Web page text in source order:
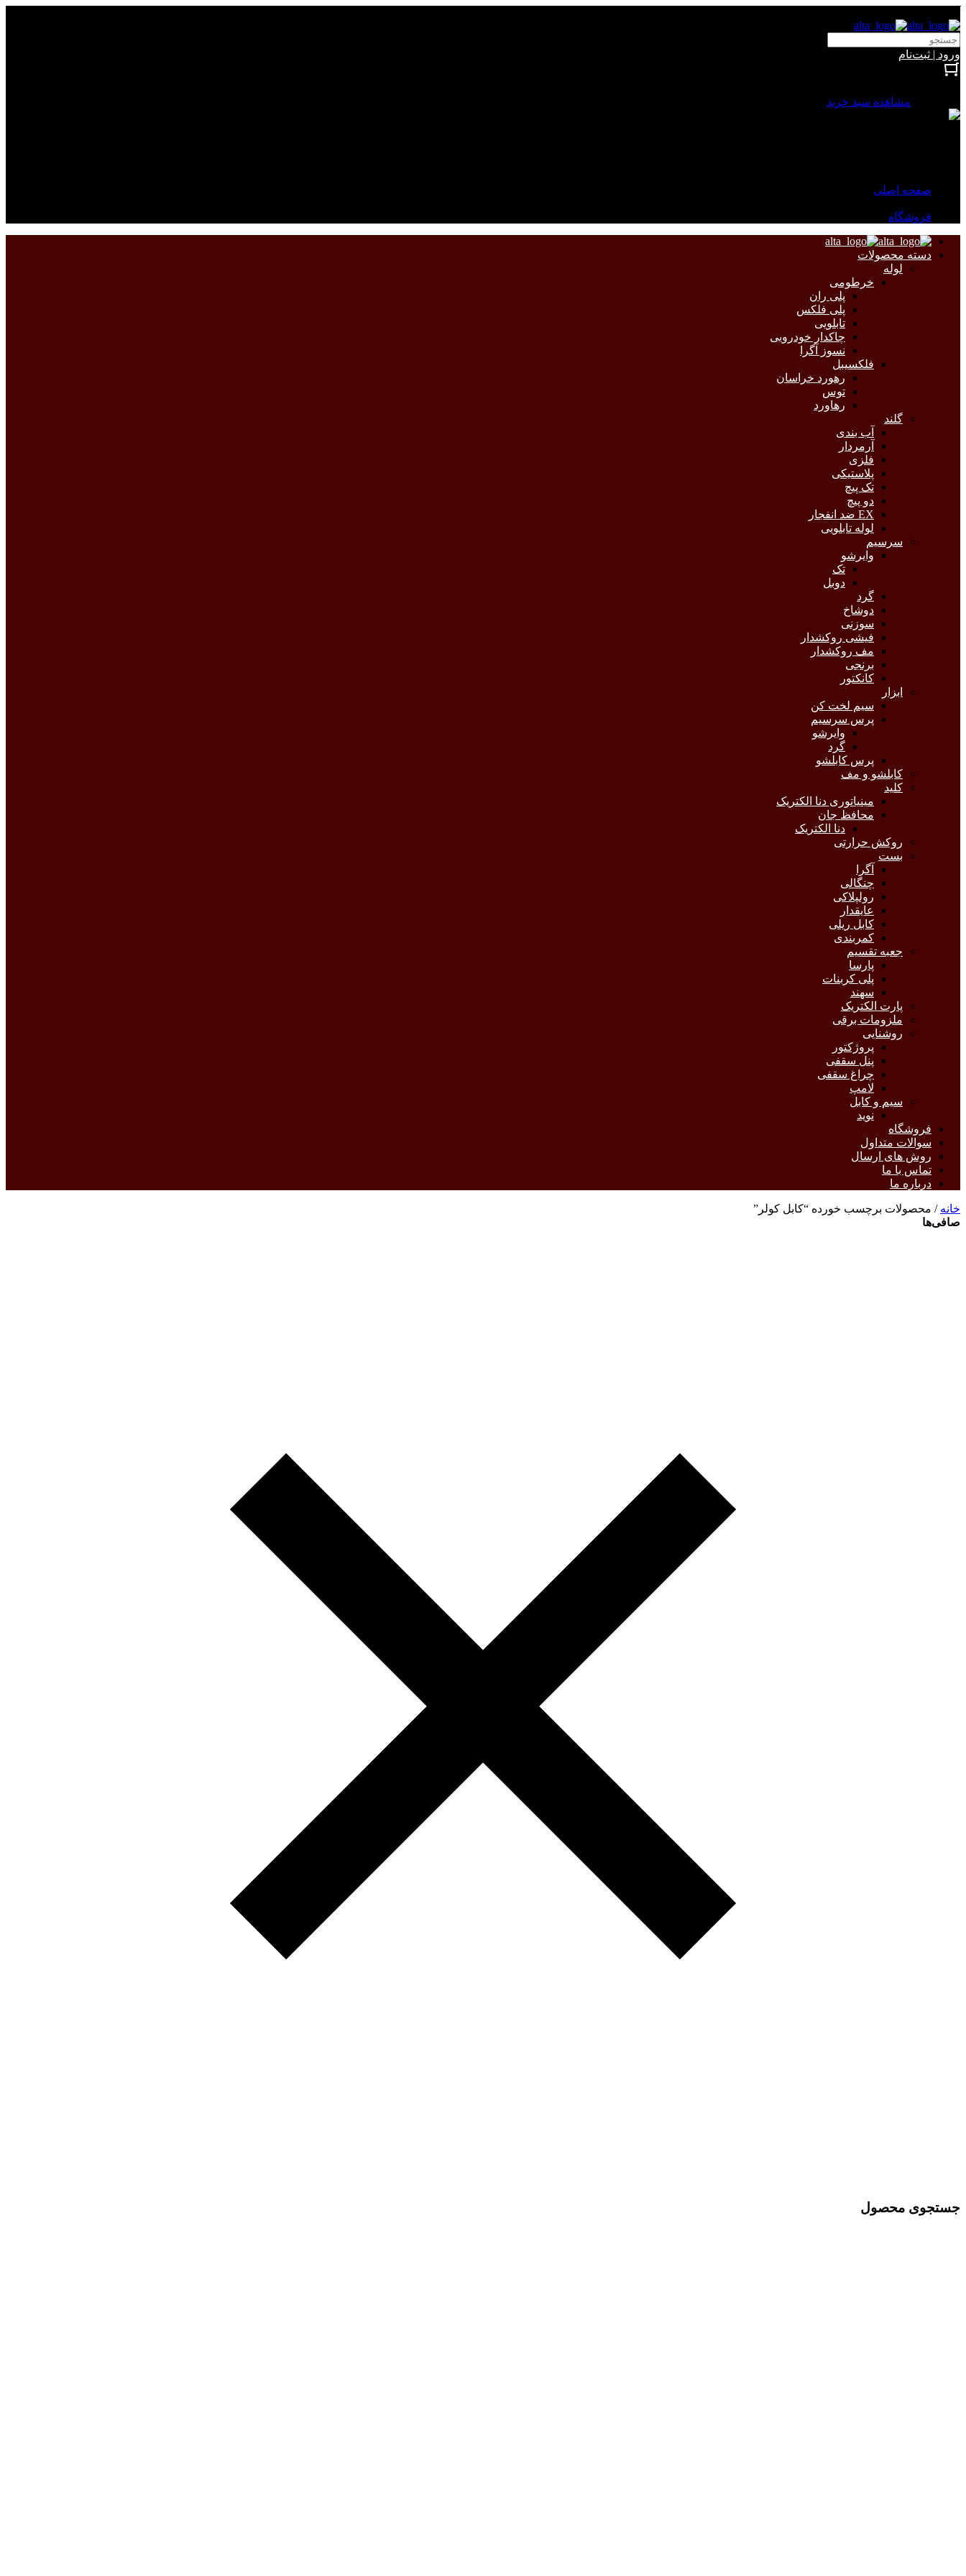
ورود | ثبت‌نام
مشاهده سبد خرید
صفحه اصلی
فروشگاه
دسته محصولات
لوله
خرطومی
پلی ران
پلی فلکس
تابلویی
چاکدار خودرویی
نسوز آگرا
فلکسیبل
رهورد خراسان
توس
رهاورد
گلند
آب بندی
آرمردار
فلزی
پلاستیکی
تک پیچ
دو پیچ
EX ضد انفجار
لوله تابلویی
سرسیم
وایرشو
تک
دوبل
گرد
دوشاخ
سوزنی
فیشی روکشدار
مف روکشدار
برنجی
کانکتور
ابزار
سیم لخت کن
پرس سرسیم
وایرشو
گرد
پرس کابلشو
کابلشو و مف
کلید
مینیاتوری دنا الکتریک
محافظ جان
دنا الکتریک
روکش حرارتی
بست
آگرا
چنگالی
رولپلاکی
عایقدار
کابل ریلی
کمربندی
جعبه تقسیم
پارسا
پلی کربنات
سهند
پارت الکتریک
ملزومات برقی
روشنایی
پروژکتور
پنل سقفی
چراغ سقفی
لامپ
سیم و کابل
نوید
فروشگاه
سوالات متداول
روش های ارسال
تماس با ما
درباره ما
خانه / محصولات برچسب خورده “کابل کولر”
صافی‌ها
جستجوی محصول